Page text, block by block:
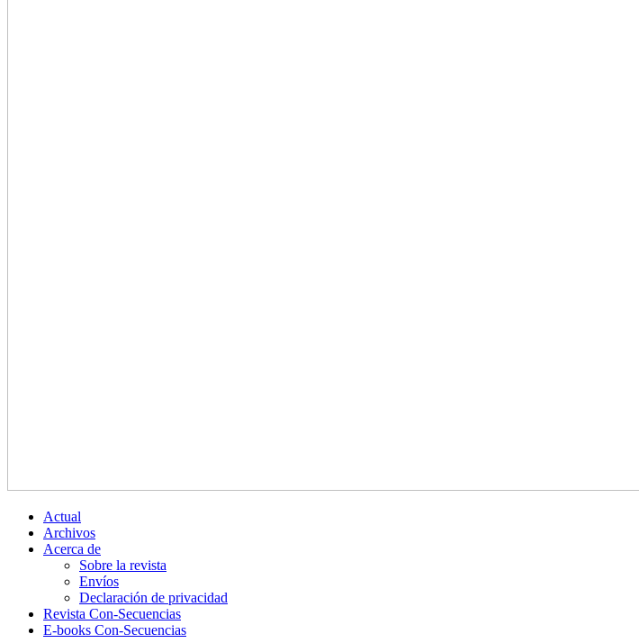
Actual
Archivos
Acerca de
Sobre la revista
Envíos
Declaración de privacidad
Revista Con-Secuencias
E-books Con-Secuencias